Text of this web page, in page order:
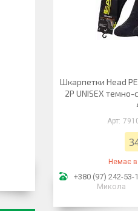
Шкарпетки Head
2P UNISEX темно-
Немає в
+380 (97) 242-53-
Микола